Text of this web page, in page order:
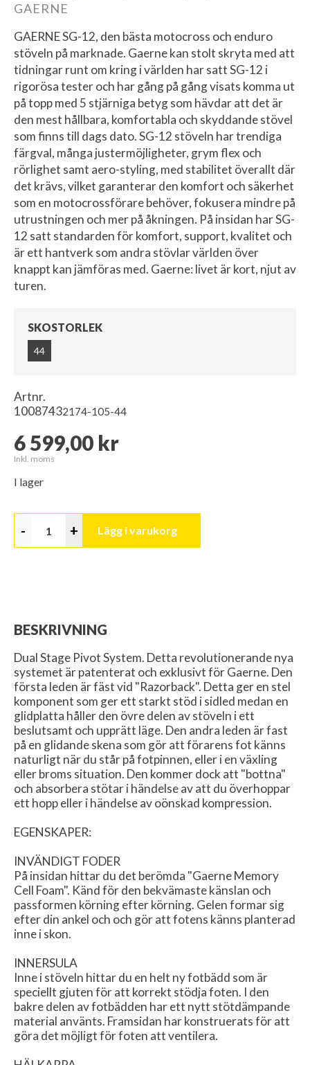
GAERNE
GAERNE SG-12, den bästa motocross och enduro
stöveln på marknade. Gaerne kan stolt skryta med att
tidningar runt om kring i världen har satt SG-12 i
rigorösa tester och har gång på gång visats komma ut
på topp med 5 stjärniga betyg som hävdar att det är
den mest hållbara, komfortabla och skyddande stövel
som finns till dags dato. SG-12 stöveln har trendiga
färgval, många justermöjligheter, grym flex och
rörlighet samt aero-styling, med stabilitet överallt där
det krävs, vilket garanterar den komfort och säkerhet
som en motocrossförare behöver, fokusera mindre på
utrustningen och mer på åkningen. På insidan har SG-
12 satt standarden för komfort, support, kvalitet och
är ett hantverk som andra stövlar världen över
knappt kan jämföras med. Gaerne: livet är kort, njut av
turen.
SKOSTORLEK
44
Artnr.
10087432174-105-44
6 599,00 kr
Inkl. moms
I lager
- + Lägg i varukorg
BESKRIVNING
Dual Stage Pivot System. Detta revolutionerande nya
systemet är patenterat och exklusivt för Gaerne. Den
första leden är fäst vid "Razorback". Detta ger en stel
komponent som ger ett starkt stöd i sidled medan en
glidplatta håller den övre delen av stöveln i ett
beslutsamt och upprätt läge. Den andra leden är fast
på en glidande skena som gör att förarens fot känns
naturligt när du står på fotpinnen, eller i en växling
eller broms situation. Den kommer dock att "bottna"
och absorbera stötar i händelse av att du överhoppar
ett hopp eller i händelse av oönskad kompression.
EGENSKAPER:
INVÄNDIGT FODER
På insidan hittar du det berömda "Gaerne Memory
Cell Foam". Känd för den bekvämaste känslan och
passformen körning efter körning. Gelen formar sig
efter din ankel och och gör att fotens känns planterad
inne i skon.
INNERSULA
Inne i stöveln hittar du en helt ny fotbädd som är
speciellt gjuten för att korrekt stödja foten. I den
bakre delen av fotbädden har ett nytt stötdämpande
material använts. Framsidan har konstruerats för att
göra det möjligt för foten att ventilera.